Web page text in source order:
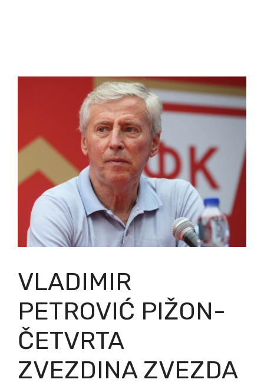
VLADIMIR
PETROVIĆ PIŽON-
ČETVRTA
ZVEZDINA ZVEZDA